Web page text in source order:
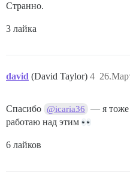
Странно.
3 лайка
david (David Taylor) 4
Спасибо @icaria36
— я тоже
работаю над этим
6 лайков